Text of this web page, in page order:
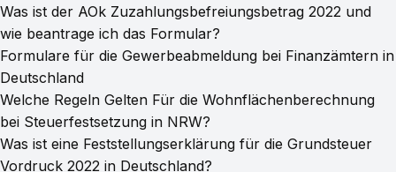
Was ist der AOk Zuzahlungsbefreiungsbetrag 2022 und
wie beantrage ich das Formular?
Formulare für die Gewerbeabmeldung bei Finanzämtern in
Deutschland
Welche Regeln Gelten Für die Wohnflächenberechnung
bei Steuerfestsetzung in NRW?
Was ist eine Feststellungserklärung für die Grundsteuer
Vordruck 2022 in Deutschland?